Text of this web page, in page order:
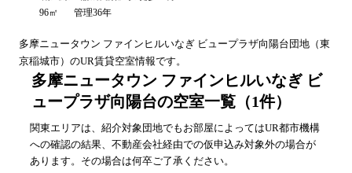
96㎡
管理36年
多摩ニュータウン ファインヒルいなぎ ビュープラザ向陽台 団地（東
京稲城市）のUR賃貸空室情報です。
多摩ニュータウン ファインヒルいなぎ ビ
ュープラザ向陽台の空室一覧 （1件）
関東エリアは、紹介対象団地でもお部屋によってはUR都市機構
への確認の結果、不動産会社経由での仮申込み対象外の場合が
あります。その場合は何卒ご了承ください。